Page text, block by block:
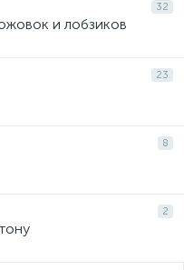
32
и лобзиков
23
8
2